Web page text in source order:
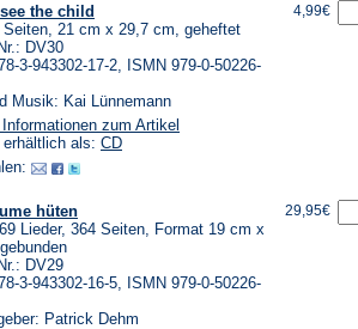
the child
Seiten, 21 cm x 29,7 cm, geheftet
DV30
3-943302-17-2, ISMN 979-0-50226-
Musik: Kai Lünnemann
Informationen zum Artikel
als: CD
4,99€
hüten
Lieder, 364 Seiten, Format 19 cm x
DV29
3-943302-16-5, ISMN 979-0-50226-
Patrick Dehm
29,95€